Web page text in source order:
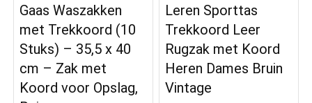
Gaas Waszakken
met Trekkoord (10
Stuks) – 35,5 x 40
cm – Zak met
Koord voor Opslag,
Leren Sporttas
Trekkoord Leer
Rugzak met Koord
Heren Dames Bruin
Vintage